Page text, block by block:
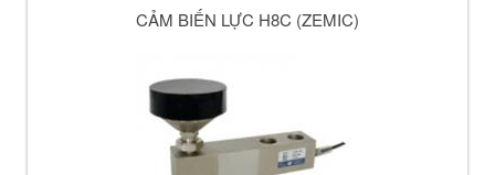
CẢM BIẾN LỰC H8C (ZEMIC)